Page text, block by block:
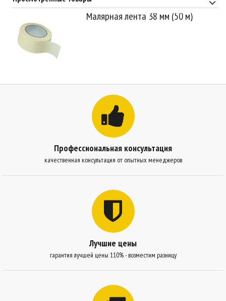
Малярная лента 38 мм (50 м)
Профессиональная консультация
качественная консультация от опытных менеджеров
Лучшие цены
гарантия лучшей цены 110% - возместим разницу